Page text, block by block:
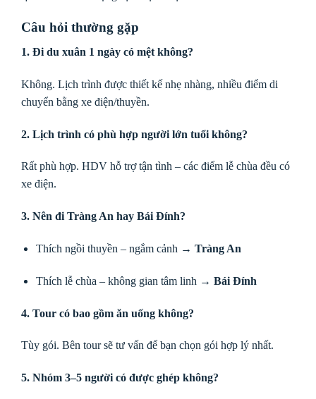
Câu hỏi thường gặp
1. Đi du xuân 1 ngày có mệt không?
Không. Lịch trình được thiết kế nhẹ nhàng, nhiều điểm di
chuyển bằng xe điện/thuyền.
2. Lịch trình có phù hợp người lớn tuổi không?
Rất phù hợp. HDV hỗ trợ tận tình – các điểm lễ chùa đều có
xe điện.
3. Nên đi Tràng An hay Bái Đính?
Thích ngồi thuyền – ngắm cảnh → Tràng An
Thích lễ chùa – không gian tâm linh → Bái Đính
4. Tour có bao gồm ăn uống không?
Tùy gói. Bên tour sẽ tư vấn để bạn chọn gói hợp lý nhất.
5. Nhóm 3–5 người có được ghép không?